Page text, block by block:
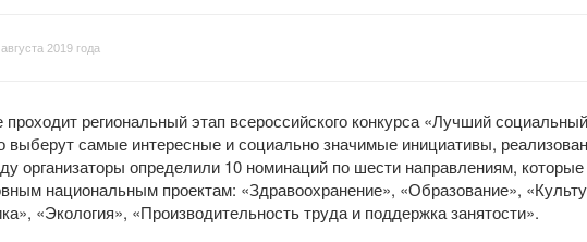
2019 года
региональный этап всероссийского конкурса «Лучший
выберут самые интересные и социально значимые инициативы,
организаторы определили 10 номинаций по шести направлениям, которые
национальным проектам: «Здравоохранение», «Образование»,
«Экология», «Производительность труда и поддержка занятости».